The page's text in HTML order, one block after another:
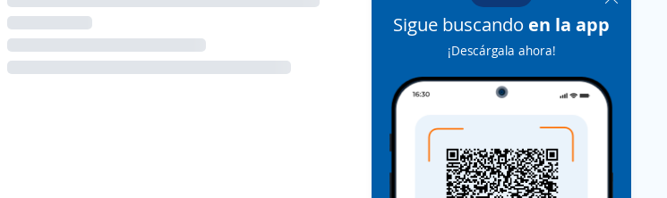
Sigue buscando en la app
¡Descárgala ahora!